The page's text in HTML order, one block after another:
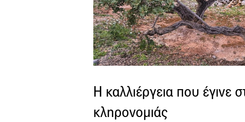
Η καλλιέργεια που έγινε
κληρονομιάς